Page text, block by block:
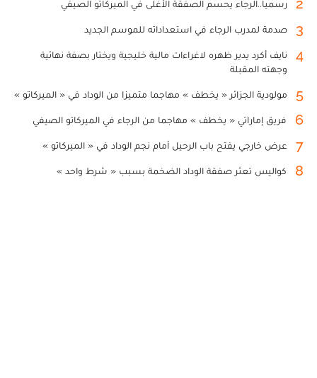
2 رسميا..الرجاء يحسم الصفقة الأغلى في الميركاتو الصيفي
3 صدمة لمدرب الرجاء في استعداداته للموسم الجديد
4
نايف أكرد يدير ظهره لاغراءات مالية خليجية ويختار بصفة نهائية
وجهته المقبلة
5 مولودية الجزائر « يخطف » مهاجما متميزا من الوداد في « الميركاتو »
6 فريق إماراتي « يخطف » مهاجما من الرجاء في الميركاتو الصيفي
7 عرض خارجي يفتح باب الرحيل أمام نجم الوداد في « الميركاتو »
8 كواليس تعثر صفقة الوداد الضخمة بسبب « شرط واحد »